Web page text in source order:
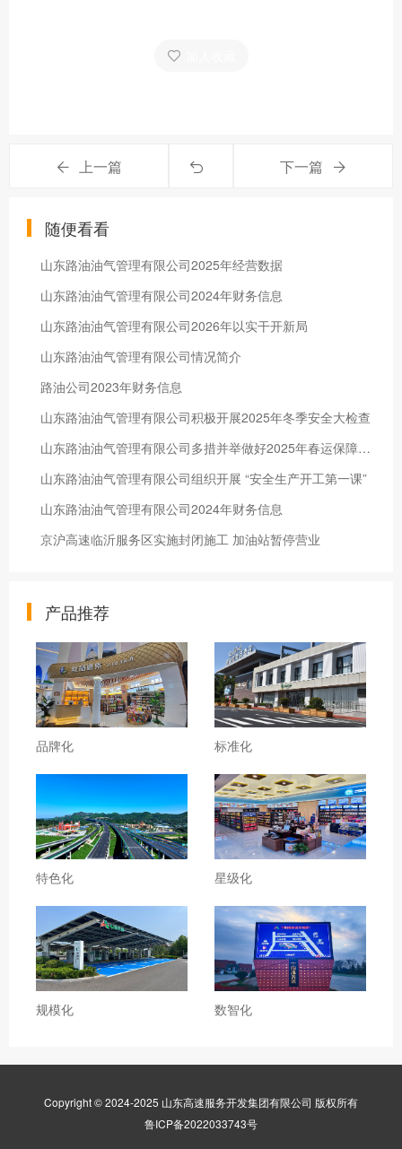
上一篇 下一篇
随便看看
山东路油油气管理有限公司2025年经营数据
山东路油油气管理有限公司2024年财务信息
山东路油油气管理有限公司2026年以实干开新局
山东路油油气管理有限公司情况简介
路油公司2023年财务信息
山东路油油气管理有限公司积极开展2025年冬季安全大检查
山东路油油气管理有限公司多措并举做好2025年春运保障工作
山东路油油气管理有限公司组织开展 “安全生产开工第一课”
山东路油油气管理有限公司2024年财务信息
京沪高速临沂服务区实施封闭施工 加油站暂停营业
产品推荐
品牌化 标准化
特色化 星级化
规模化 数智化
Copyright © 2024-2025 山东高速服务开发集团有限公司 版权所有
鲁ICP备2022033743号